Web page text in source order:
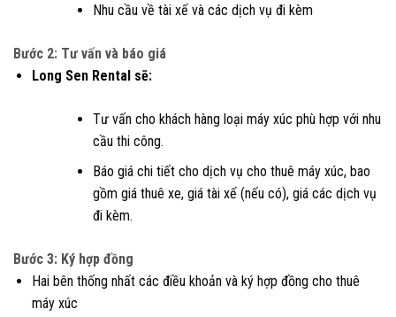
Nhu cầu về tài xế và các dịch vụ đi kèm
Bước 2: Tư vấn và báo giá
Long Sen Rental sẽ:
Tư vấn cho khách hàng loại máy xúc phù hợp với nhu
cầu thi công.
Báo giá chi tiết cho dịch vụ cho thuê máy xúc, bao
gồm giá thuê xe, giá tài xế (nếu có), giá các dịch vụ
đi kèm.
Bước 3: Ký hợp đồng
Hai bên thống nhất các điều khoản và ký hợp đồng cho thuê
máy xúc